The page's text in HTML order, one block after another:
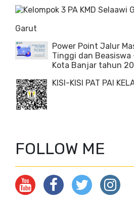
Garut
Power Point Jalur
Tinggi dan
Kota Banjar tahun
KISI-KISI PAT PAI
FOLLOW ME